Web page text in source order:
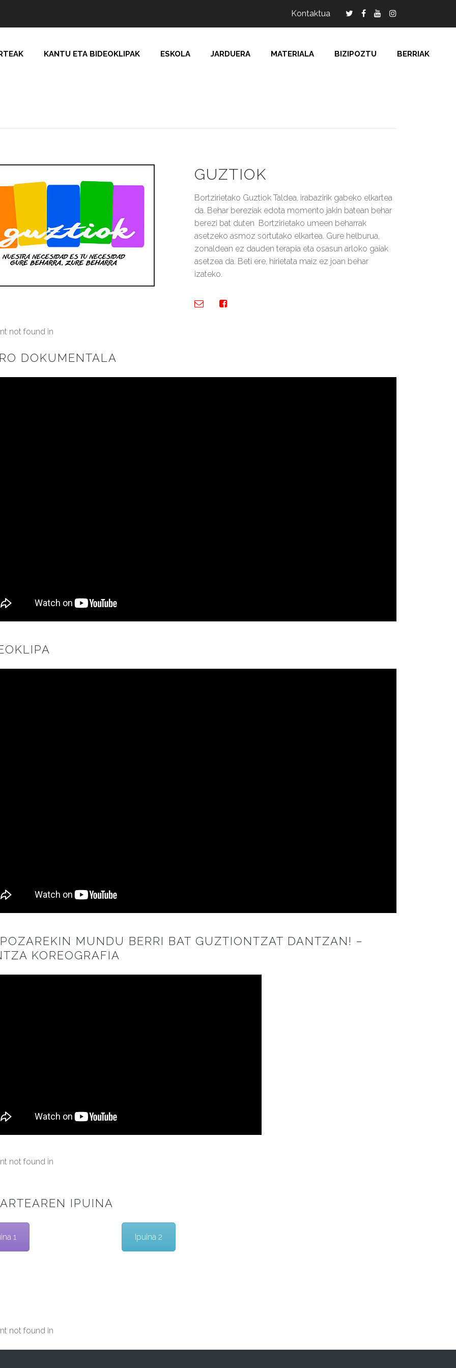
Kontaktua
KANTU ETA BIDEOKLIPAK ESKOLA JARDUERA MATERIALA BIZIPOZTU BERRIAK
GUZTIOK
Bortzirietako Guztiok Taldea, irabazirik gabeko elkartea
da. Behar bereziak edota momento jakin batean behar
berezi bat duten Bortzirietako umeen beharrak
asetzeko asmoz sortutako elkartea. Gure helburua,
zonaldean ez dauden terapia eta osasun arloko gaiak
asetzea da. Beti ere, hirietata maiz ez joan behar
izateko.
not found in
DOKUMENTALA
MUNDU BERRI BAT GUZTIONTZAT DANTZAN! –
KOREOGRAFIA
not found in
IPUINA
1 Ipuina 2
not found in